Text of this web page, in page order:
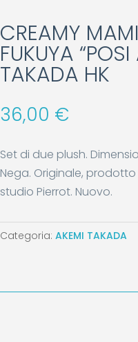
CREAMY
FUKUYA
TAKADA HK
36,00 €
Set di due plush.
Nega. Originale,
studio Pierrot. Nuovo.
Categoria: AKEMI TAKADA